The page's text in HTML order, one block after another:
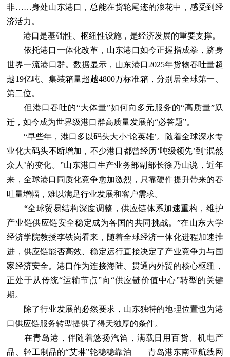
非……身处山东港口，总能在货轮尾迹的浪花中，感受到经
济活力。
港口是基础性、枢纽性设施，是经济发展的重要支撑。
依托港口一体化改革，山东港口如今正握指成拳，跻身
世界一流港口群。数据显示，山东港口2025年货物吞吐量超
越19亿吨、集装箱量超越4800万标准箱，分别居全球第一、
第二位。
但港口吞吐的“大体量”如何向多元服务的“高质量”跃
迁，如今成为世界级港口群高质量发展的“必答题”。
“早些年，港口多以码头大小‘论英雄’。随着全球深水专
业化大码头不断增加，不少港口都曾经历‘吨级领先’到‘泯然
众人’的变化。”山东港口生产业务部副部长徐乃山说，近年
来，全球港口同质化竞争愈加激烈，只靠硬件提升带来的吞
吐量增幅，难以满足行业发展和客户需求。
“全球贸易结构深度调整，供应链体系加速重构，维护
产业链供应链安全稳定成为各国的共同挑战。”在山东大学
经济学院教授李铁岗看来，随着全球经济一体化进程加速推
进，供应链能否高效、稳定运行直接决定了产业竞争力与国
家经济安全。港口作为连接海陆、贯通内外贸的核心枢纽，
正处于从传统“运输节点”向“供应链价值中心”转型的关键
期。
除了行业发展的必然要求，山东独特的地理位置也为港
口供应链服务转型提供了得天独厚的条件。
在青岛港，伴随着悠扬汽笛，满载日用百货、机电产
品、轻工制品的“艾琳”轮稳稳靠泊——青岛港东南亚航线网